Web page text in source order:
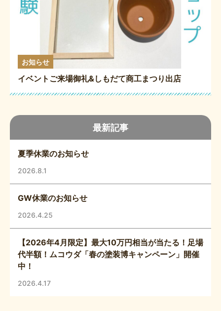
最新記事
夏季休業のお知らせ
2026.8.1
GW休業のお知らせ
2026.4.25
【2026年4月限定】最大10万円相当が当たる！足場
代半額！ムコウダ「春の塗装博キャンペーン」開催
中！
2026.4.17
お知らせ
イベントご来場御礼&しもだて商工まつり出店